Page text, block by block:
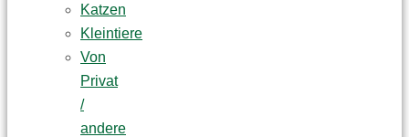
Katzen
Kleintiere
Von
Privat
/
andere